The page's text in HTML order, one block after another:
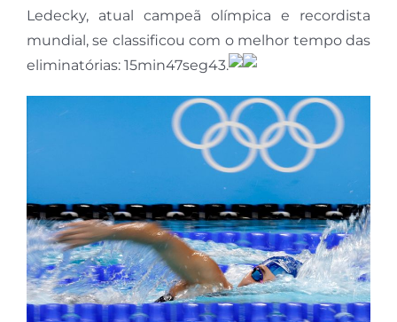
Ledecky, atual campeã olímpica e recordista
mundial, se classificou com o melhor tempo das
eliminatórias: 15min47seg43.